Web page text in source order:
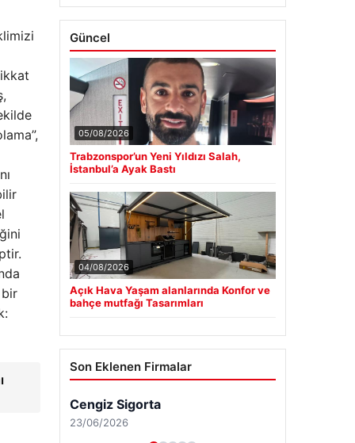
Güncel
05/08/2026
Trabzonspor’un Yeni Yıldızı Salah,
İstanbul’a Ayak Bastı
04/08/2026
Açık Hava Yaşam alanlarında Konfor ve
bahçe mutfağı Tasarımları
Son Eklenen Firmalar
Cengiz Sigorta
23/06/2026